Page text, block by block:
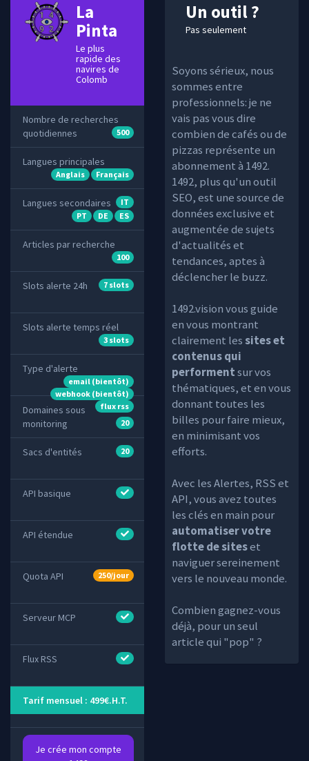
La
Pinta
Le plus
rapide des
navires de
Colomb
Nombre de recherches
quotidiennes
500
Langues principales
Français
Anglais
Langues secondaires
IT
ES
DE
PT
Articles par recherche
100
Slots alerte 24h 7 slots
Slots alerte temps réel
3 slots
Type d'alerte
email (bientôt)
webhook (bientôt)
flux rss
Domaines sous
monitoring
20
Sacs d'entités 20
API basique
API étendue
Quota API 250/jour
Serveur MCP
Flux RSS
Tarif mensuel : 499€.H.T.
Je crée mon compte
Un outil ?
Pas seulement
Soyons sérieux, nous
sommes entre
professionnels: je ne
vais pas vous dire
combien de cafés ou de
pizzas représente un
abonnement à 1492.
1492, plus qu'un outil
SEO, est une source de
données exclusive et
augmentée de sujets
d'actualités et
tendances, aptes à
déclencher le buzz.
1492.vision vous guide
en vous montrant
clairement lessites et
contenus qui
performentsur vos
thématiques, et en vous
donnant toutes les
billes pour faire mieux,
en minimisant vos
efforts.
Avec les Alertes, RSS et
API, vous avez toutes
les clés en main pour
automatiser votre
flotte de siteset
naviguer sereinement
vers le nouveau monde.
Combien gagnez-vous
déjà, pour un seul
article qui "pop" ?